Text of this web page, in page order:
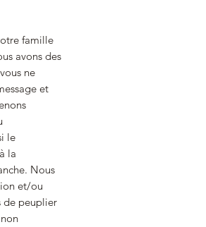
famille
avons des
ne
et
le
la
Nous
et/ou
de peuplier